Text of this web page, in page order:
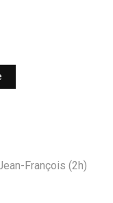
François (2h)